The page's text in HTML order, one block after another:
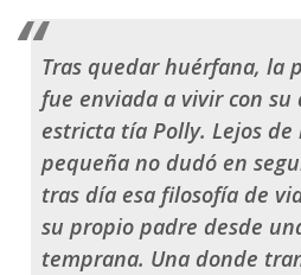
Tras quedar huérfana, la
fue enviada a vivir con su
estricta tía Polly. Lejos
pequeña no dudó en
tras día esa filosofía de
su propio padre desde
temprana. Una donde